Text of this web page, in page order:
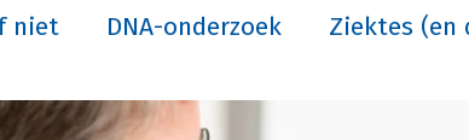
niet DNA-onderzoek Ziektes (en